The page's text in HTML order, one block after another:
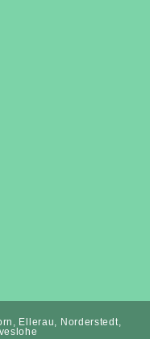
Ellerau, Norderstedt,